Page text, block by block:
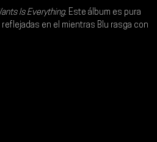
Is Everything. Este álbum es pura
en el mientras Blu rasga con